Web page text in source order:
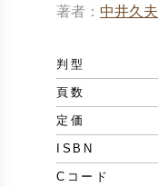
著者 中井久夫
判型
頁数
定価
ISBN
Cコード